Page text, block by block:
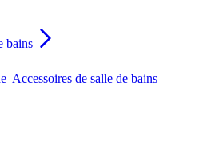
bains
Accessoires de salle de bains